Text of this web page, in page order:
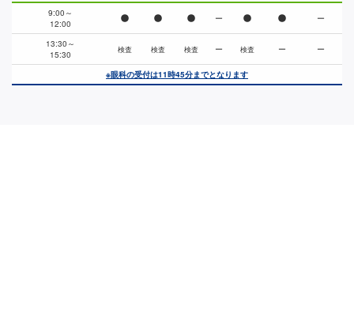
9:00～
12:00
ー ー
13:30～
15:30
検査 検査 検査 ー 検査 ー ー
※眼科の受付は11時45分までとなります